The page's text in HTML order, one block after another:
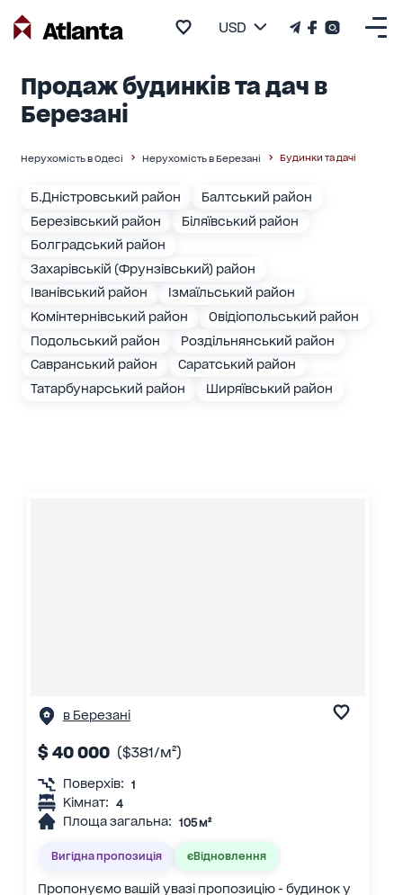
USD
Продаж будинків та дач в
Березані
Нерухомість в Одесі Нерухомість в Березані Будинки та дачі
Б.Дністровський район
Балтський район
Березівський район
Біляївський район
Болградський район
Захарівській (Фрунзівський) район
Іванівський район
Ізмаїльський район
Комінтернівський район
Овідіопольський район
Подольський район
Роздільнянський район
Савранський район
Саратський район
Татарбунарський район
Ширяївський район
в Березані
$ 40 000 ($381/м²)
Поверхів: 1
Кімнат: 4
Площа загальна: 105 м²
Вигідна пропозиція єВідновлення
Пропонуємо вашій увазі пропозицію - будинок у